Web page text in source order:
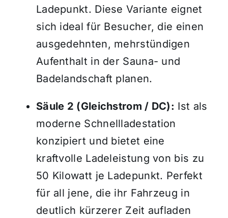
Ladepunkt. Diese Variante eignet
sich ideal für Besucher, die einen
ausgedehnten, mehrstündigen
Aufenthalt in der Sauna- und
Badelandschaft planen.
Säule 2 (Gleichstrom / DC): Ist als
moderne Schnellladestation
konzipiert und bietet eine
kraftvolle Ladeleistung von bis zu
50 Kilowatt je Ladepunkt. Perfekt
für all jene, die ihr Fahrzeug in
deutlich kürzerer Zeit aufladen